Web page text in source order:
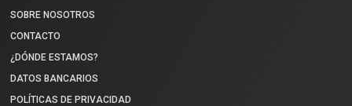
SOBRE NOSOTROS
CONTACTO
¿DÓNDE ESTAMOS?
DATOS BANCARIOS
POLÍTICAS DE PRIVACIDAD